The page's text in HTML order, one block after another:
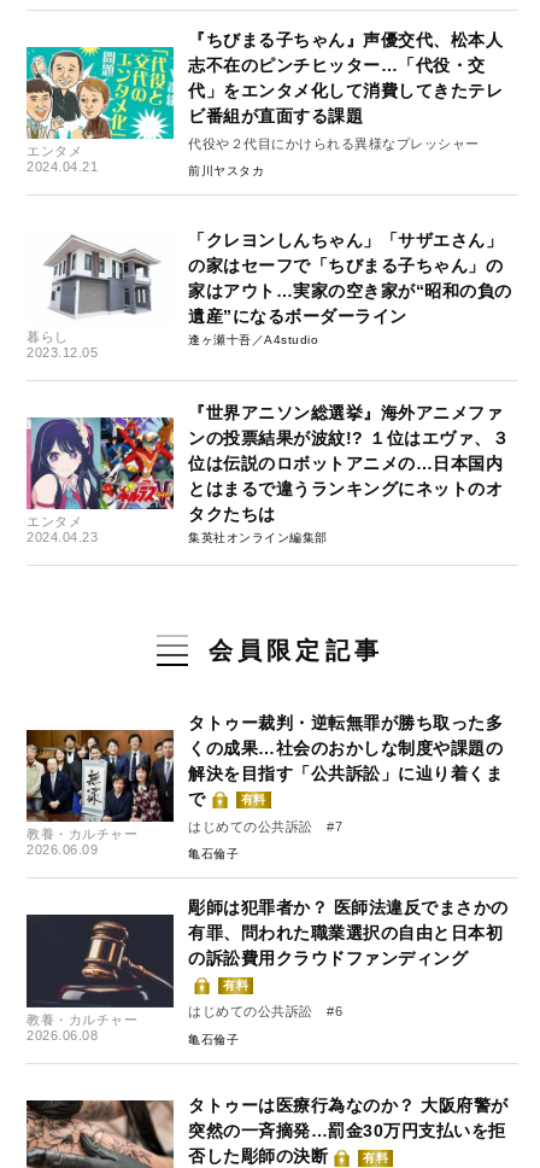
エンタメ
2024.04.21
『ちびまる子ちゃん』声優交代、松本人
志不在のピンチヒッター…「代役・交
代」をエンタメ化して消費してきたテレ
ビ番組が直面する課題
代役や２代目にかけられる異様なプレッシャー
前川ヤスタカ
暮らし
2023.12.05
「クレヨンしんちゃん」「サザエさん」
の家はセーフで「ちびまる子ちゃん」の
家はアウト…実家の空き家が“昭和の負の
遺産”になるボーダーライン
逢ヶ瀬十吾／A4studio
エンタメ
2024.04.23
『世界アニソン総選挙』海外アニメファ
ンの投票結果が波紋!? １位はエヴァ、３
位は伝説のロボットアニメの…日本国内
とはまるで違うランキングにネットのオ
タクたちは
集英社オンライン編集部
会員限定記事
教養・カルチャー
2026.06.09
タトゥー裁判・逆転無罪が勝ち取った多
くの成果…社会のおかしな制度や課題の
解決を目指す「公共訴訟」に辿り着くま
で
有料
はじめての公共訴訟 #7
亀石倫子
教養・カルチャー
2026.06.08
彫師は犯罪者か？ 医師法違反でまさかの
有罪、問われた職業選択の自由と日本初
の訴訟費用クラウドファンディング
有料
はじめての公共訴訟 #6
亀石倫子
タトゥーは医療行為なのか？ 大阪府警が
突然の一斉摘発…罰金30万円支払いを拒
否した彫師の決断
有料